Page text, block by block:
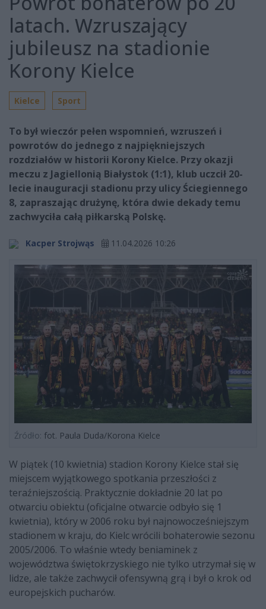
latach. Wzruszający
jubileusz na stadionie
Korony Kielce
Kielce Sport
To był wieczór pełen wspomnień, wzruszeń i
powrotów do jednego z najpiękniejszych
rozdziałów w historii Korony Kielce. Przy okazji
meczu z Jagiellonią Białystok (1:1), klub uczcił 20-
lecie inauguracji stadionu przy ulicy Ściegiennego
8, zapraszając drużynę, która dwie dekady temu
zachwyciła całą piłkarską Polskę.
Kacper Strojwąs 11.04.2026 10:26
Źródło: fot. Paula Duda/Korona Kielce
W piątek (10 kwietnia) stadion Korony Kielce stał się
miejscem wyjątkowego spotkania przeszłości z
teraźniejszością. Praktycznie dokładnie 20 lat po
otwarciu obiektu (oficjalne otwarcie odbyło się 1
kwietnia), który w 2006 roku był najnowocześniejszym
stadionem w kraju, do Kielc wrócili bohaterowie sezonu
2005/2006. To właśnie wtedy beniaminek z
województwa świętokrzyskiego nie tylko utrzymał się w
lidze, ale także zachwycił ofensywną grą i był o krok od
europejskich pucharów.